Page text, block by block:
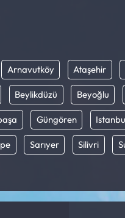
Arnavutköy Ataşehir
Beylikdüzü Beyoğlu
Güngören
Sarıyer Silivri